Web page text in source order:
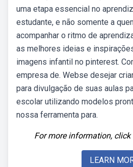
uma etapa essencial no
estudante, e não somente a
acompanhar o ritmo de
as melhores ideias e
imagens infantil no pinterest.
empresa de. Webse desejar
para divulgação de suas aulas
escolar utilizando modelos
nossa ferramenta para.
For more information, click
LEARN